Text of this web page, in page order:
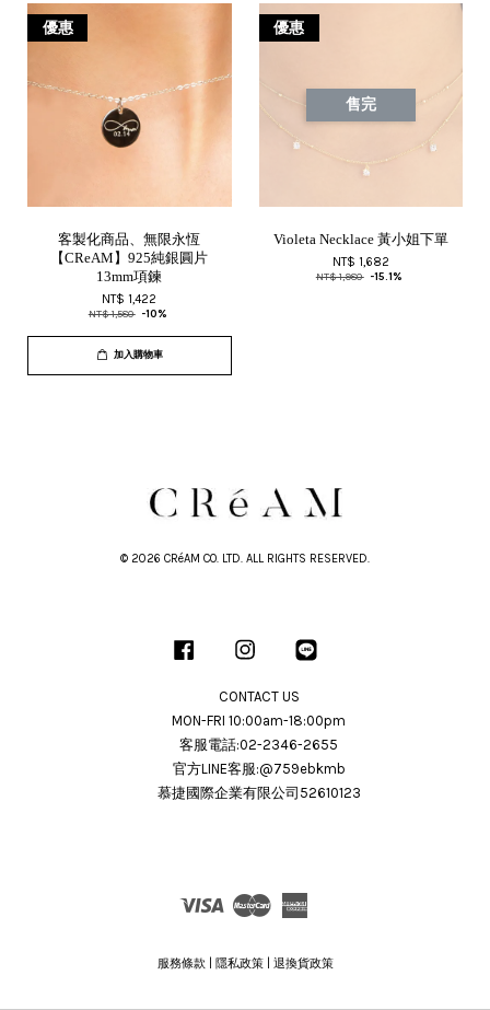
優惠
客製化商品、無限永恆
【CReAM】925純銀圓片
13mm項鍊
NT$ 1,422
NT$ 1,580 -10%
加入購物車
優惠
售完
Violeta Necklace 黃小姐下單
NT$ 1,682
NT$ 1,980 -15.1%
© 2026 CRéAM CO. LTD. ALL RIGHTS RESERVED.
Facebook Instagram
CONTACT US
MON-FRI 10:00am-18:00pm
客服電話:02-2346-2655
官方LINE客服:@759ebkmb
慕捷國際企業有限公司52610123
Visa
服務條款 隱私政策| 退換貨政策